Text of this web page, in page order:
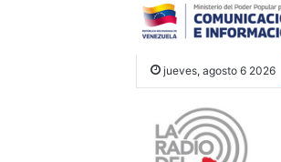
jueves, agosto 6 2026